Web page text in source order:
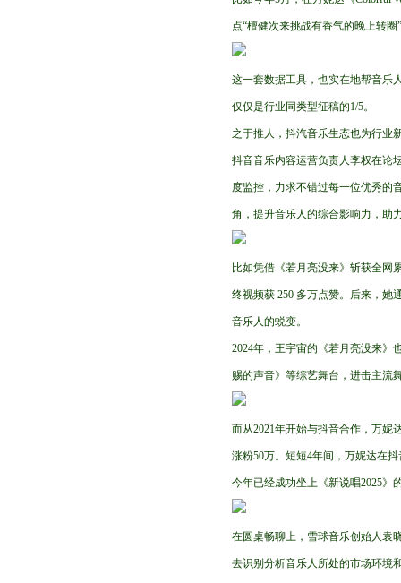
点“檀健次来挑战有香气的晚上转
这一套数据工具，也实在地帮音乐
仅仅是行业同类型征稿的1/5。
之于推人，抖汽音乐生态也为行业
抖音音乐内容运营负责人李权在论
度监控，力求不错过每一位优秀的
角，提升音乐人的综合影响力，助
比如凭借《若月亮没来》斩获全网
终视频获 250 多万点赞。后来，她
音乐人的蜕变。
2024年，王宇宙的《若月亮没来》
赐的声音》等综艺舞台，进击主流
而从2021年开始与抖音合作，万妮
涨粉50万。短短4年间，万妮达在
今年已经成功坐上《新说唱2025》
在圆桌畅聊上，雪球音乐创始人袁
去识别分析音乐人所处的市场环境